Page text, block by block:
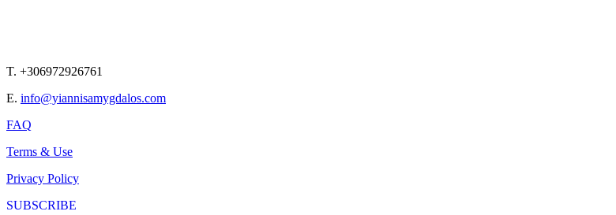
T. +306972926761
E. info@yiannisamygdalos.com
FAQ
Terms & Use
Privacy Policy
SUBSCRIBE